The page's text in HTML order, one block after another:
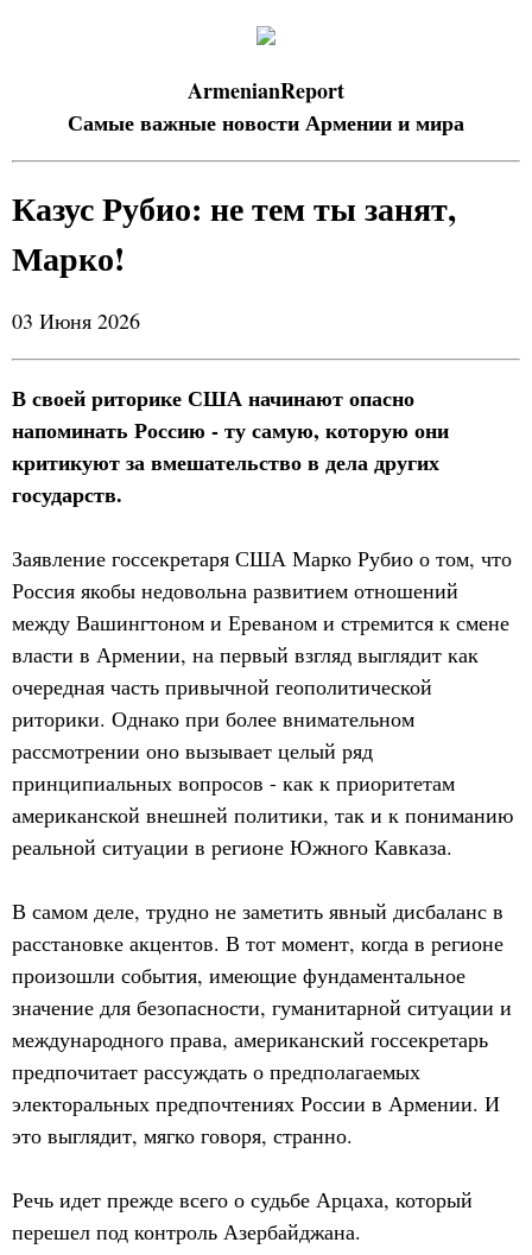
ArmenianReport
Самые важные новости Армении и мира
Казус Рубио: не тем ты занят,
Марко!
03 Июня 2026
В своей риторике США начинают опасно
напоминать Россию - ту самую, которую они
критикуют за вмешательство в дела других
государств.
Заявление госсекретаря США Марко Рубио о том, что
Россия якобы недовольна развитием отношений
между Вашингтоном и Ереваном и стремится к смене
власти в Армении, на первый взгляд выглядит как
очередная часть привычной геополитической
риторики. Однако при более внимательном
рассмотрении оно вызывает целый ряд
принципиальных вопросов - как к приоритетам
американской внешней политики, так и к пониманию
реальной ситуации в регионе Южного Кавказа.
В самом деле, трудно не заметить явный дисбаланс в
расстановке акцентов. В тот момент, когда в регионе
произошли события, имеющие фундаментальное
значение для безопасности, гуманитарной ситуации и
международного права, американский госсекретарь
предпочитает рассуждать о предполагаемых
электоральных предпочтениях России в Армении. И
это выглядит, мягко говоря, странно.
Речь идет прежде всего о судьбе Арцаха, который
перешел под контроль Азербайджана.